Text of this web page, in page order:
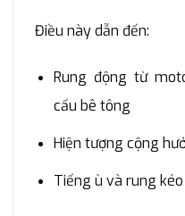
Điều này dẫn đến:
Rung động từ
cấu bê tông
Hiện tượng cộng
Tiếng ù và rung